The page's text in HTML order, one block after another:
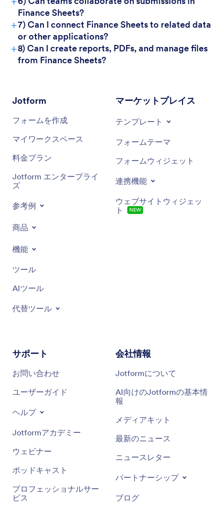
Finance Sheets?
+7) Can I connect Finance Sheets to related data
or other applications?
+8) Can I create reports, PDFs, and manage files
from Finance Sheets?
Jotform
フォームを作成
マイワークスペース
料金プラン
Jotform エンタープライ
ズ
参考例
商品
機能
ツール
AIツール
代替ツール
マーケットプレイス
テンプレート
フォームテーマ
フォームウィジェット
連携機能
ウェブサイトウィジェッ
ト
NEW
サポート
お問い合わせ
ユーザーガイド
ヘルプ
Jotformアカデミー
ウェビナー
ポッドキャスト
プロフェッショナルサー
ビス
会社情報
Jotformについて
AI向けのJotformの基本情
報
メディアキット
最新のニュース
ニュースレター
パートナーシップ
ブログ